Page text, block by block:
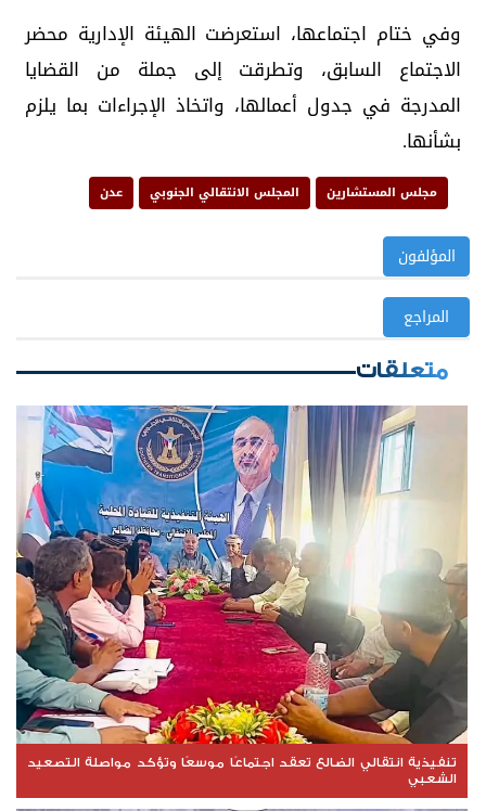
وفي ختام اجتماعها، استعرضت الهيئة الإدارية محضر
الاجتماع السابق، وتطرقت إلى جملة من القضايا
المدرجة في جدول أعمالها، واتخاذ الإجراءات بما يلزم
بشأنها.
مجلس المستشارين المجلس الانتقالي الجنوبي عدن
المؤلفون
المراجع
متعلقات
تنفيذية انتقالي الضالع تعقد اجتماعًا موسعًا وتؤكد مواصلة التصعيد
الشعبي